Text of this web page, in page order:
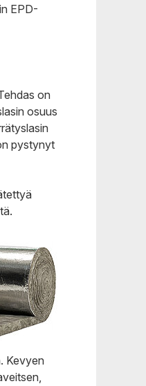
EPD-
on
osuus
pystynyt
Kevyen